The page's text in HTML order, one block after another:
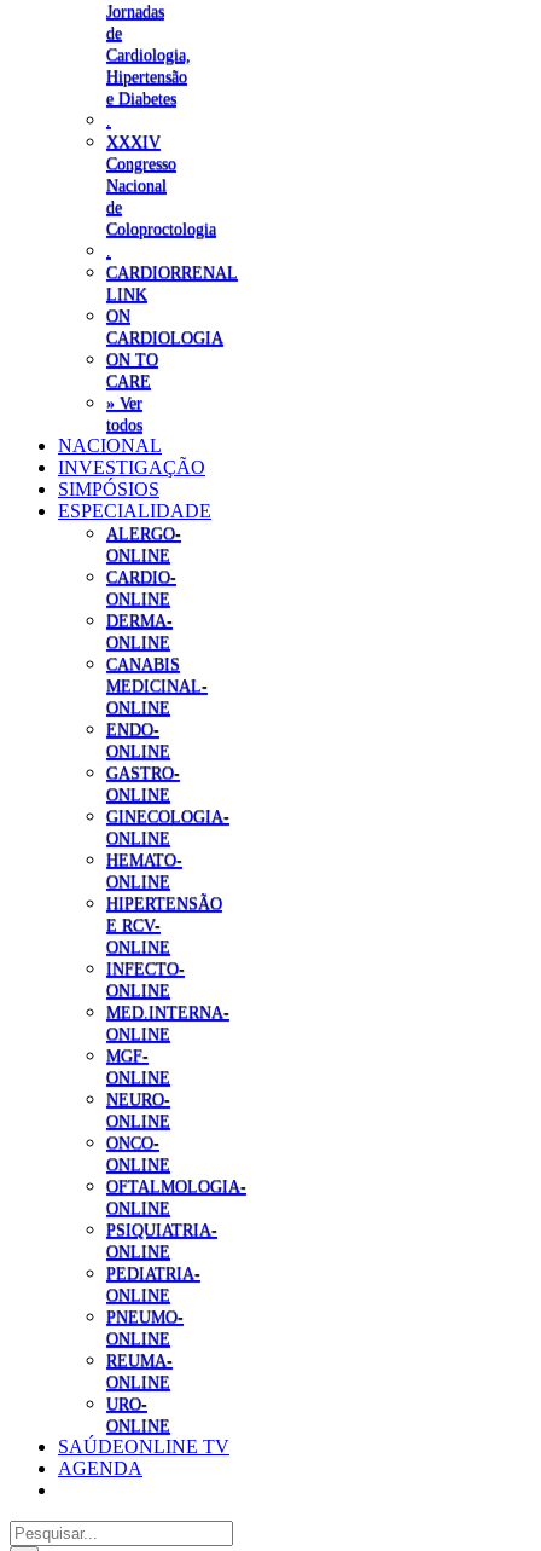
Jornadas
de
Cardiologia,
Hipertensão
e Diabetes
XXXIV
Congresso
Nacional
de
Coloproctologia
CARDIORRENAL
LINK
ON
CARDIOLOGIA
ON TO
CARE
» Ver
todos
NACIONAL
INVESTIGAÇÃO
SIMPÓSIOS
ESPECIALIDADE
ALERGO-
ONLINE
CARDIO-
ONLINE
DERMA-
ONLINE
CANABIS
MEDICINAL-
ONLINE
ENDO-
ONLINE
GASTRO-
ONLINE
GINECOLOGIA-
ONLINE
HEMATO-
ONLINE
HIPERTENSÃO
E RCV-
ONLINE
INFECTO-
ONLINE
MED.INTERNA-
ONLINE
MGF-
ONLINE
NEURO-
ONLINE
ONCO-
ONLINE
OFTALMOLOGIA-
ONLINE
PSIQUIATRIA-
ONLINE
PEDIATRIA-
ONLINE
PNEUMO-
ONLINE
REUMA-
ONLINE
URO-
ONLINE
SAÚDEONLINE TV
AGENDA
Pesquisar